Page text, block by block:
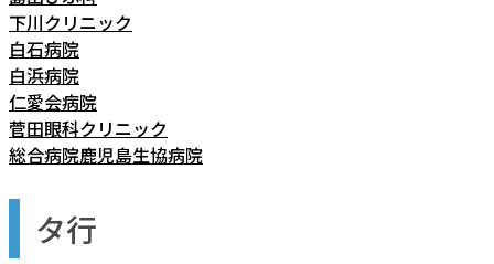
下川クリニック
白石病院
白浜病院
仁愛会病院
菅田眼科クリニック
総合病院鹿児島生協病院
タ行